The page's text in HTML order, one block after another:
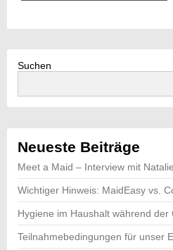
Suchen
Neueste Beiträge
Meet a Maid – Interview mit
Wichtiger Hinweis: MaidEasy vs.
Hygiene im Haushalt während der
Teilnahmebedingungen für unser